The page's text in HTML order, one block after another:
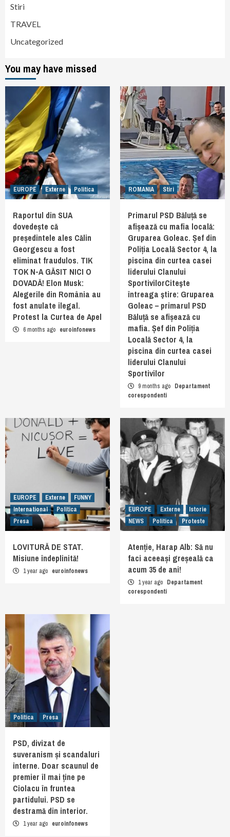
Stiri
TRAVEL
Uncategorized
You may have missed
EUROPE Externe Politica
Raportul din SUA
dovedește că
președintele ales Călin
Georgescu a fost
eliminat fraudulos. TIK
TOK N-A GĂSIT NICI O
DOVADĂ! Elon Musk:
Alegerile din România au
fost anulate ilegal.
Protest la Curtea de Apel
6 months ago euroinfonews
ROMANIA Stiri
Primarul PSD Băluță se
afișează cu mafia locală:
Gruparea Goleac. Șef din
Poliția Locală Sector 4, la
piscina din curtea casei
liderului Clanului
SportivilorCiteşte
întreaga ştire: Gruparea
Goleac – primarul PSD
Băluță se afișează cu
mafia. Șef din Poliția
Locală Sector 4, la
piscina din curtea casei
liderului Clanului
Sportivilor
9 months ago Departament
corespondenti
EUROPE Externe
FUNNY
International
Politica
Presa
LOVITURĂ DE STAT.
Misiune îndeplinită!
1 year ago euroinfonews
EUROPE Externe
Istorie
NEWS
Politica Proteste
Atenție, Harap Alb: Să nu
faci aceeași greșeală ca
acum 35 de ani!
1 year ago Departament
corespondenti
Politica Presa
PSD, divizat de
suveranism și scandaluri
interne. Doar scaunul de
premier îl mai ține pe
Ciolacu în fruntea
partidului. PSD se
destramă din interior.
1 year ago euroinfonews